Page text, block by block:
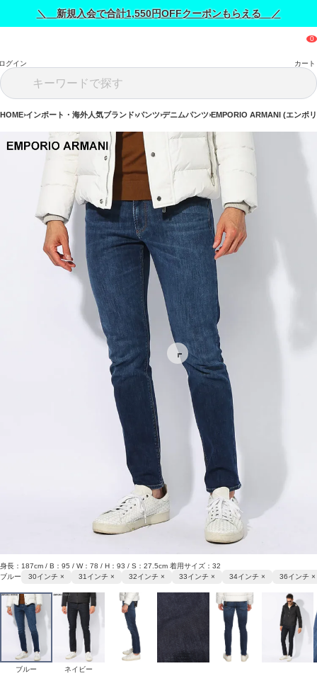
＼ 新規入会で合計1,550円OFFクーポンもらえる ／
グイン カート
HOME インポート・海外人気ブランド パンツ デニムパンツ EMPORIO ARMANI (エンポ
身長：187cm / B：95 / W：78 / H：93 / S：27.5cm 着用サイズ：32
ブルー
30インチ × 31インチ × 32インチ × 33インチ × 34インチ × 36インチ ×
ブルー ネイビー